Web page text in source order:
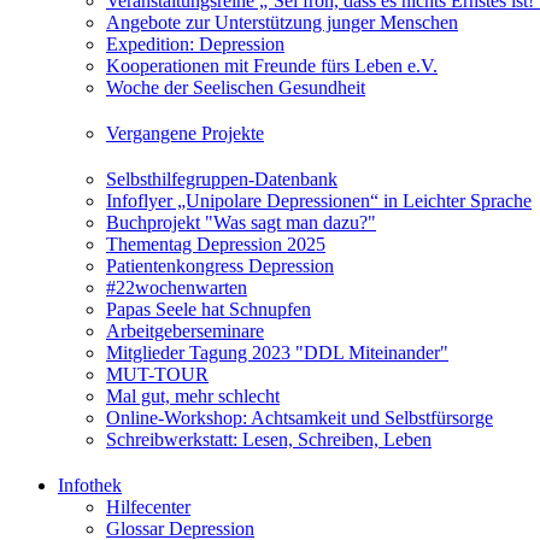
Angebote zur Unterstützung junger Menschen
Expedition: Depression
Kooperationen mit Freunde fürs Leben e.V.
Woche der Seelischen Gesundheit
Vergangene Projekte
Selbsthilfegruppen-Datenbank
Infoflyer „Unipolare Depressionen“ in Leichter Sprache
Buchprojekt "Was sagt man dazu?"
Thementag Depression 2025
Patientenkongress Depression
#22wochenwarten
Papas Seele hat Schnupfen
Arbeitgeberseminare
Mitglieder Tagung 2023 "DDL Miteinander"
MUT-TOUR
Mal gut, mehr schlecht
Online-Workshop: Achtsamkeit und Selbstfürsorge
Schreibwerkstatt: Lesen, Schreiben, Leben
Infothek
Hilfecenter
Glossar Depression